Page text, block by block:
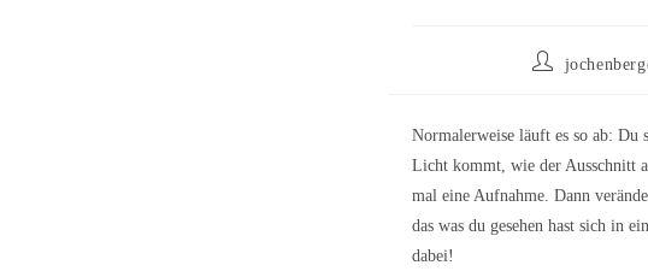
Normalerweise läuft es so ab: Du
Licht kommt, wie der Ausschnitt
mal eine Aufnahme. Dann
das was du gesehen hast sich in
dabei!